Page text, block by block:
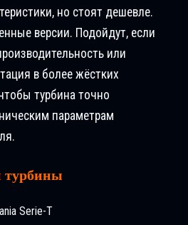
но стоят дешевле.
версии. Подойдут, если
или
в более жёстких
турбина точно
параметрам
турбины
Serie-T